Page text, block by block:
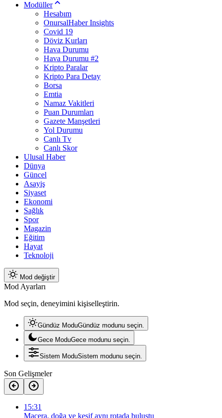
Modüller
Hesabım
OnursalHaber Insights
Covid 19
Döviz Kurları
Hava Durumu
Hava Durumu #2
Kripto Paralar
Kripto Para Detay
Borsa
Emtia
Namaz Vakitleri
Puan Durumları
Gazete Manşetleri
Yol Durumu
Canlı Tv
Canlı Skor
Ulusal Haber
Dünya
Güncel
Asayiş
Siyaset
Ekonomi
Sağlık
Spor
Magazin
Eğitim
Hayat
Teknoloji
Mod değiştir
Mod Ayarları
Mod seçin, deneyimini kişiselleştirin.
Gündüz ModuGündüz modunu seçin.
Gece ModuGece modunu seçin.
Sistem ModuSistem modunu seçin.
Son Gelişmeler
15:31
Macera, doğa ve keşif aynı rotada buluştu